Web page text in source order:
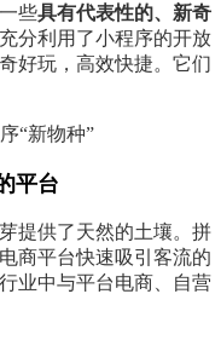
些具有代表性的、新奇
分利用了小程序的开放
好玩，高效快捷。它们
平台
提供了天然的土壤。拼
商平台快速吸引客流的
业中与平台电商、自营